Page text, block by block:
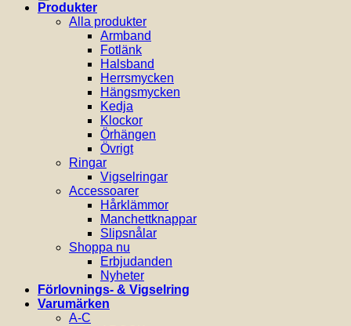
Produkter
Alla produkter
Armband
Fotlänk
Halsband
Herrsmycken
Hängsmycken
Kedja
Klockor
Örhängen
Övrigt
Ringar
Vigselringar
Accessoarer
Hårklämmor
Manchettknappar
Slipsnålar
Shoppa nu
Erbjudanden
Nyheter
Förlovnings- & Vigselring
Varumärken
A-C